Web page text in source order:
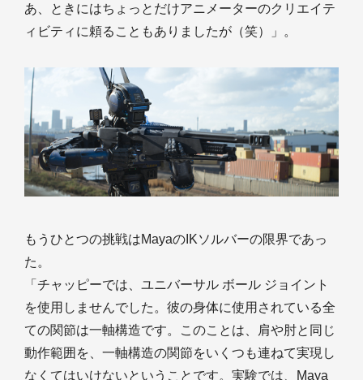
あ、ときにはちょっとだけアニメーターのクリエイテ
ィビティに頼ることもありましたが（笑）」。
もうひとつの挑戦はMayaのIKソルバーの限界であっ
た。
「チャッピーでは、ユニバーサル ボール ジョイント
を使用しませんでした。彼の身体に使用されている全
ての関節は一軸構造です。このことは、肩や肘と同じ
動作範囲を、一軸構造の関節をいくつも連ねて実現し
なくてはいけないということです。実験では、Maya